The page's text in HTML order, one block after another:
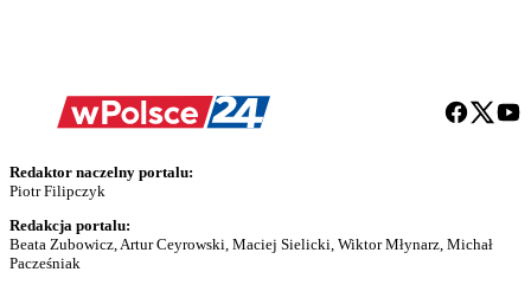
Redaktor naczelny portalu:
Piotr Filipczyk
Redakcja portalu:
Beata Zubowicz, Artur Ceyrowski, Maciej Sielicki, Wiktor Młynarz, Michał
Pacześniak